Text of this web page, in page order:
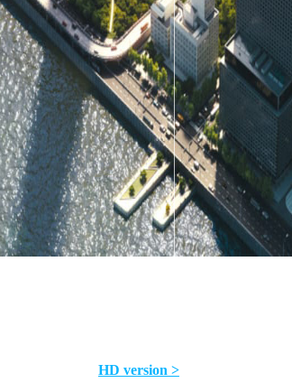
HD version >